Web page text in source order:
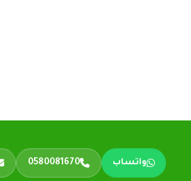
واتساب 0580081670